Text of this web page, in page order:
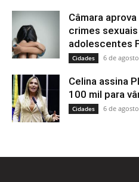
Câmara
crimes
adolescentes
Cidades 6 de
Celina assina
100 mil para
Cidades 6 de